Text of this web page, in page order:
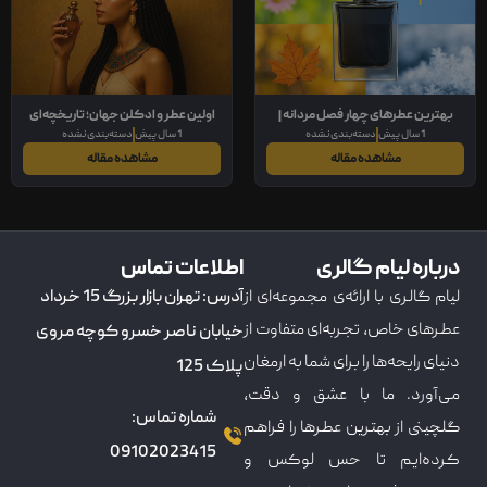
بهترین عطرهای چهار فصل مردانه |
رایحه‌هایی ماندگار برای تمام سال
1 سال پیش دسته‌بندی نشده
مشاهده مقاله
اولین عطر و ادکلن جهان؛ تاریخچه‌ای
جذاب و مطالب مفید درباره دنیای عطرها
1 سال پیش دسته‌بندی نشده
مشاهده مقاله
درباره لیام گالری
لیام گالری با ارائه‌ی مجموعه‌ای از
عطرهای خاص، تجربه‌ای متفاوت از
دنیای رایحه‌ها را برای شما به ارمغان
می‌آورد. ما با عشق و دقت،
گلچینی از بهترین عطرها را فراهم
کرده‌ایم تا حس لوکس و
اطلاعات تماس
آدرس: تهران بازار بزرگ 15 خرداد
خیابان ناصر خسرو کوچه مروی
پلاک 125
شماره تماس:
09102023415